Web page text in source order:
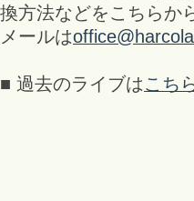
換方法などをこちらか
メールは
■ 過去のライブはこち